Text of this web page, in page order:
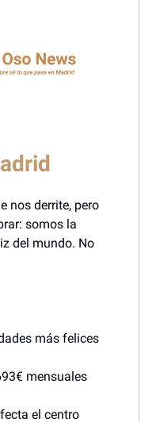
nos derrite, pero
somos la
del mundo. No
más felices
mensuales
el centro